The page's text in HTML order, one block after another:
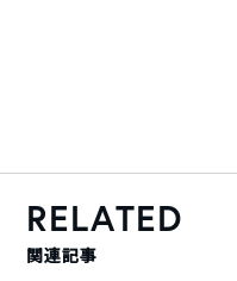
RELATED
関連記事